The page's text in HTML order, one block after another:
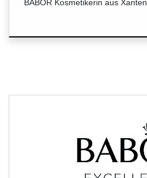
BABOR Kosmetikerin aus Xanten